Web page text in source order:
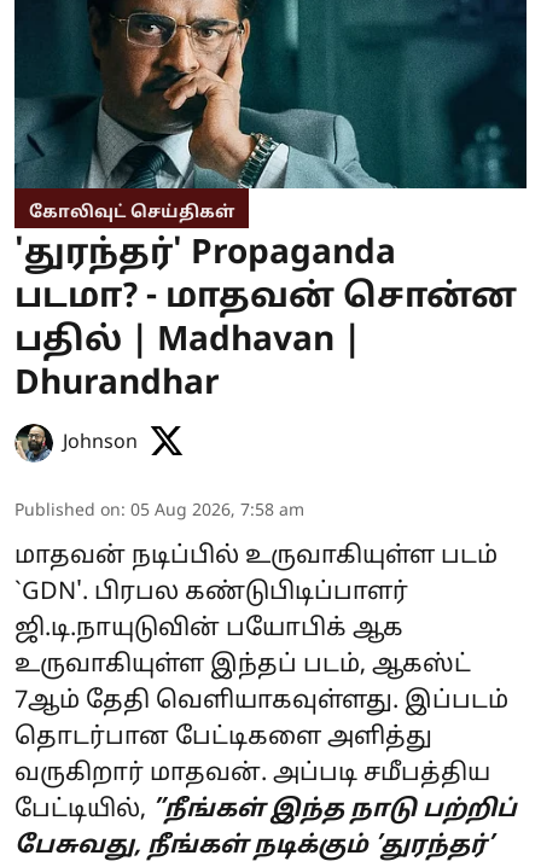
கோலிவுட் செய்திகள்
'துரந்தர்' Propaganda
படமா? - மாதவன் சொன்ன
பதில் | Madhavan |
Dhurandhar
Johnson
Published on: 05 Aug 2026, 7:58 am
மாதவன் நடிப்பில் உருவாகியுள்ள படம்
`GDN'. பிரபல கண்டுபிடிப்பாளர்
ஜி.டி.நாயுடுவின் பயோபிக் ஆக
உருவாகியுள்ள இந்தப் படம், ஆகஸ்ட்
7ஆம் தேதி வெளியாகவுள்ளது. இப்படம்
தொடர்பான பேட்டிகளை அளித்து
வருகிறார் மாதவன். அப்படி சமீபத்திய
பேட்டியில், ”நீங்கள் இந்த நாடு பற்றிப்
பேசுவது, நீங்கள் நடிக்கும் ’துரந்தர்’